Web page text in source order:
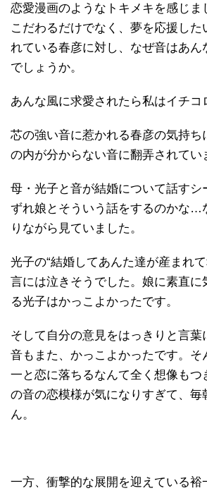
恋愛漫画のようなトキメキを感じま
こだわるだけでなく、夢を応援した
れている春彦に対し、なぜ音はあん
でしょうか。
あんな風に求愛されたら私はイチコ
芯の強い音に惹かれる春彦の気持ち
の内が分からない音に翻弄されてい
母・光子と音が結婚について話すシ
ずれ娘とそういう話をするのかな…
りながら見ていました。
光子の“結婚してあんた達が産まれ
言には泣きそうでした。娘に素直に
る光子はかっこよかったです。
そして自分の意見をはっきりと言葉
音もまた、かっこよかったです。そ
一と恋に落ちるなんて全く想像も
の音の恋模様が気になりすぎて、毎
ん。
一方、衝撃的な展開を迎えている裕